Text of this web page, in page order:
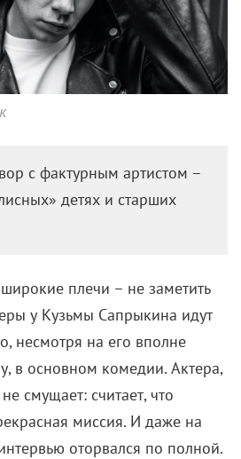
с фактурным артистом –
детях и старших
плечи – не заметить
у Кузьмы Сапрыкина идут
несмотря на его вполне
в основном комедии. Актера,
смущает: считает, что
миссия. И даже на
оторвался по полной.